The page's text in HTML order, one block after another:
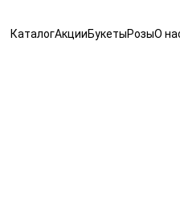
КаталогАкцииБукетыРозыО